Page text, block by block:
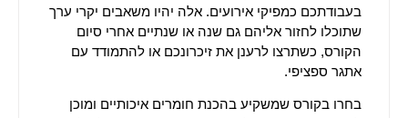
בעבודתכם כמפיקי אירועים. אלה יהיו משאבים יקרי ערך
שתוכלו לחזור אליהם גם שנה או שנתיים אחרי סיום
הקורס, כשתרצו לרענן את זיכרונכם או להתמודד עם
אתגר ספציפי.
בחרו בקורס שמשקיע בהכנת חומרים איכותיים ומוכן